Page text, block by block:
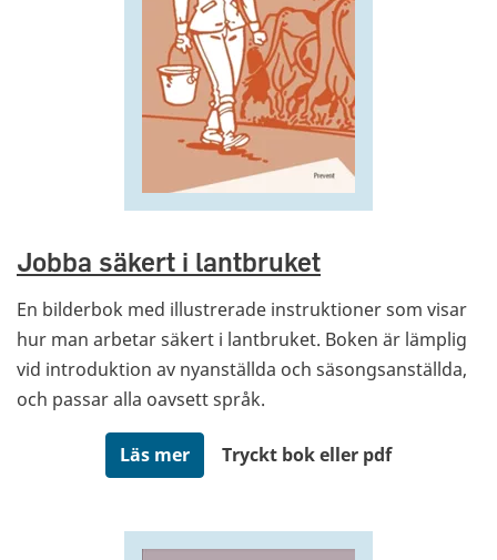
Jobba säkert i lantbruket
En bilderbok med illustrerade instruktioner som visar
hur man arbetar säkert i lantbruket. Boken är lämplig
vid introduktion av nyanställda och säsongsanställda,
och passar alla oavsett språk.
Läs mer Tryckt bok eller pdf